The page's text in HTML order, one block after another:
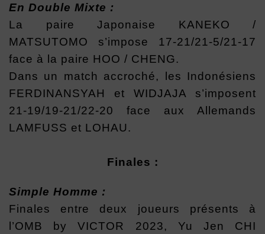
En Double Mixte :
La paire Japonaise KANEKO /
MATSUTOMO s’impose 17-21/21-5/21-17
face à la paire HOO / CHENG.
Dans un match accroché, les Indonésiens
FERDINANSYAH et WIDJAJA s’imposent
21-19/19-21/22-20 face aux Allemands
LAMFUSS et LOHAU.
Finales :
Simple Homme :
Finales entre deux joueurs présents à
l’OMB by VICTOR 2023, Yu Jen CHI